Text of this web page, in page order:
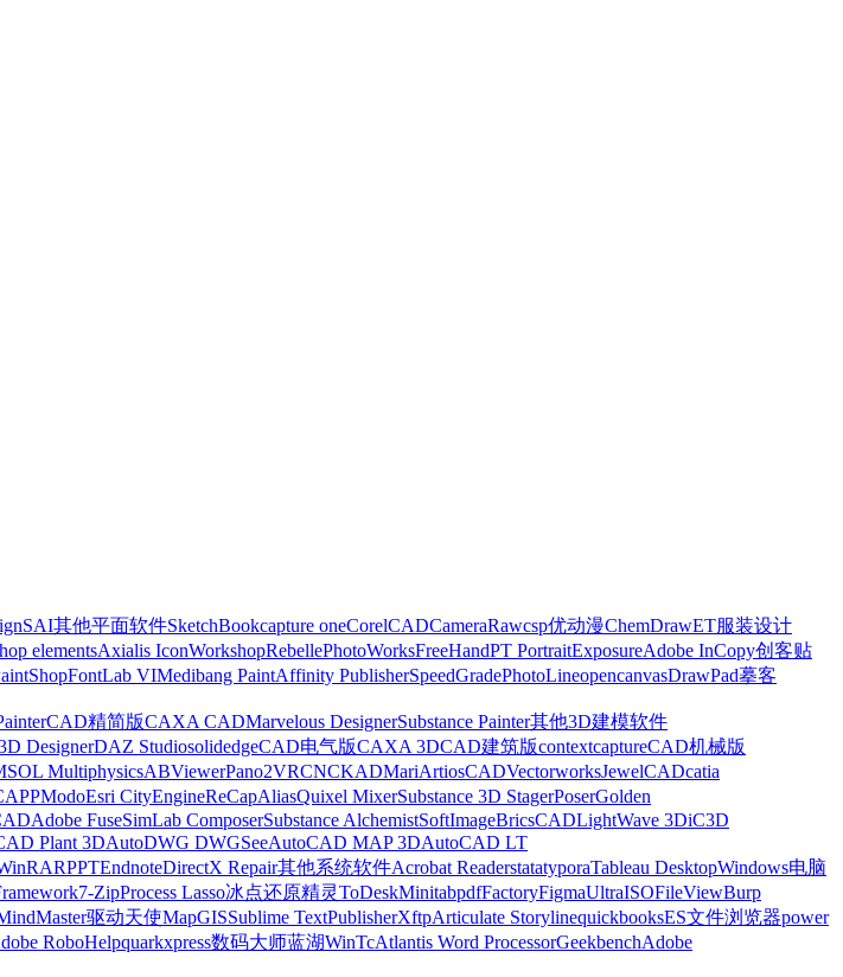
SAI其他平面软件SketchBookcapture oneCorelCADCameraRawcsp优动漫ChemDrawET服装设计
elementsAxialis IconWorkshopRebellePhotoWorksFreeHandPT PortraitExposureAdobe InCopy创客贴
FontLab VIMedibang PaintAffinity PublisherSpeedGradePhotoLineopencanvasDrawPad摹客
CAD精简版CAXA CADMarvelous DesignerSubstance Painter其他3D建模软件
DesignerDAZ StudiosolidedgeCAD电气版CAXA 3DCAD建筑版contextcaptureCAD机械版
MultiphysicsABViewerPano2VRCNCKADMariArtiosCADVectorworksJewelCADcatia
ModoEsri CityEngineReCapAliasQuixel MixerSubstance 3D StagerPoserGolden
Adobe FuseSimLab ComposerSubstance AlchemistSoftImageBricsCADLightWave 3DiC3D
Plant 3DAutoDWG DWGSeeAutoCAD MAP 3DAutoCAD LT
PPTEndnoteDirectX Repair其他系统软件Acrobat ReaderstatatyporaTableau DesktopWindows电脑
7-ZipProcess Lasso冰点还原精灵ToDeskMinitabpdfFactoryFigmaUltraISOFileViewBurp
驱动天使MapGISSublime TextPublisherXftpArticulate StorylinequickbooksES文件浏览器power
RoboHelpquarkxpress数码大师蓝湖WinTcAtlantis Word ProcessorGeekbenchAdobe